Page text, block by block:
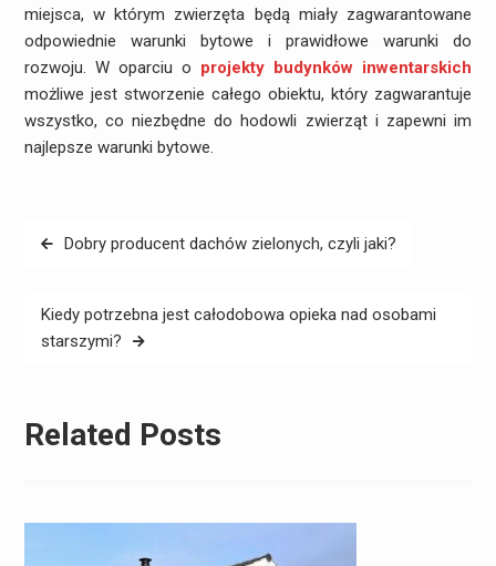
miejsca, w którym zwierzęta będą miały zagwarantowane
odpowiednie warunki bytowe i prawidłowe warunki do
rozwoju. W oparciu o projekty budynków inwentarskich
możliwe jest stworzenie całego obiektu, który zagwarantuje
wszystko, co niezbędne do hodowli zwierząt i zapewni im
najlepsze warunki bytowe.
Nawigacja
Dobry producent dachów zielonych, czyli jaki?
Kiedy potrzebna jest całodobowa opieka nad osobami
starszymi?
Related Posts